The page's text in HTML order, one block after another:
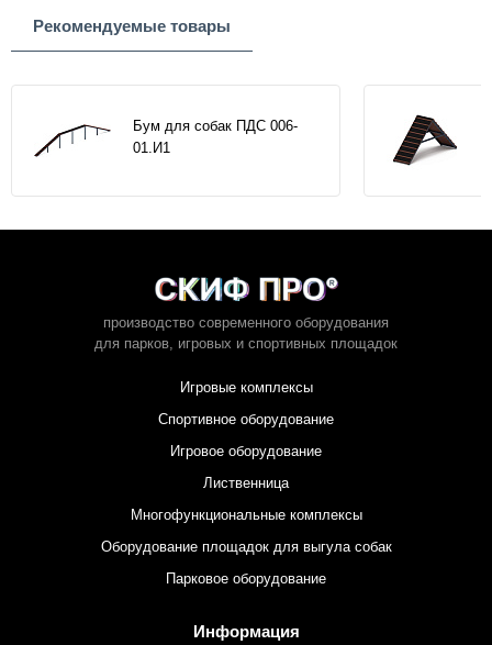
Рекомендуемые товары
Бум для собак ПДС 006-
01.И1
производство современного оборудования
для парков, игровых и спортивных площадок
Игровые комплексы
Спортивное оборудование
Игровое оборудование
Лиственница
Многофункциональные комплексы
Оборудование площадок для выгула собак
Парковое оборудование
Информация